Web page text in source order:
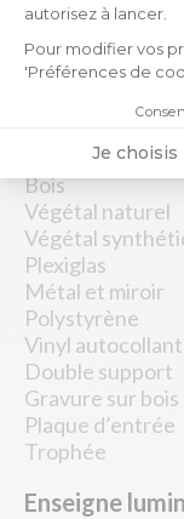
autorisez à lancer.
Pour modifier vos
'Préférences de
Je choisis
Bois
Végétal naturel
Végétal
Plexiglas
Métal et miroir
Polystyrène
Vinyl autocollant
Double support
Gravure sur bois
Plaque d’entrée
Trophée
Enseigne